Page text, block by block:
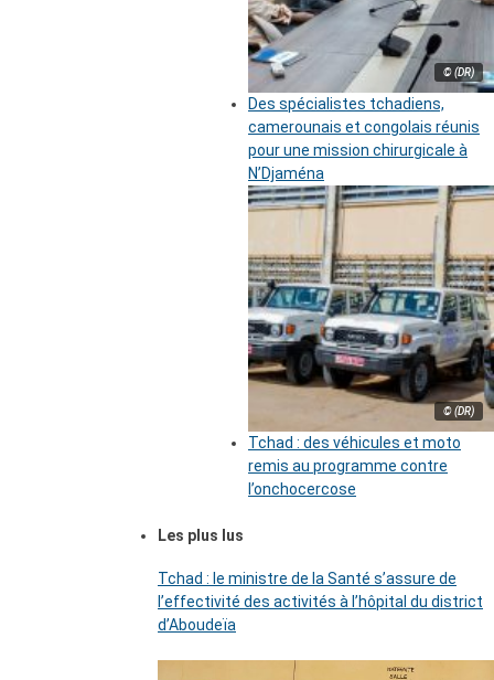
© (DR)
Des spécialistes tchadiens,
camerounais et congolais réunis
pour une mission chirurgicale à
N’Djaména
© (DR)
Tchad : des véhicules et moto
remis au programme contre
l’onchocercose
Les plus lus
Tchad : le ministre de la Santé s’assure de
l’effectivité des activités à l’hôpital du district
d’Aboudeïa